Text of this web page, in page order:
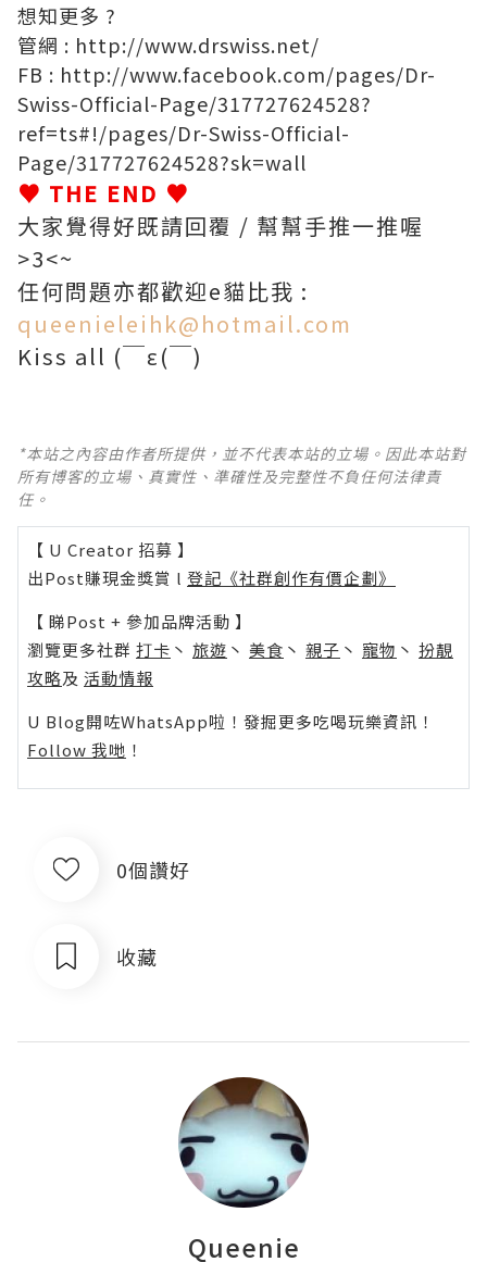
想知更多 ?
管網 : http://www.drswiss.net/
FB : http://www.facebook.com/pages/Dr-
Swiss-Official-Page/317727624528?
ref=ts#!/pages/Dr-Swiss-Official-
Page/317727624528?sk=wall
♥ THE END ♥
大家覺得好既請回覆 / 幫幫手推一推喔
>3<~
任何問題亦都歡迎e貓比我 :
queenieleihk@hotmail.com
Kiss all (￣ε(￣)
*本站之內容由作者所提供，並不代表本站的立場。因此本站對
所有博客的立場、真實性、準確性及完整性不負任何法律責
任。
【 U Creator 招募 】
出Post賺現金獎賞 l 登記《社群創作有價企劃》
【 睇Post + 參加品牌活動 】
瀏覽更多社群 打卡 丶 旅遊 丶 美食 丶 親子 丶 寵物 丶 扮靚
攻略及 活動情報
U Blog開咗WhatsApp啦！發掘更多吃喝玩樂資訊！
Follow 我哋 ！
0個讚好
收藏
Queenie